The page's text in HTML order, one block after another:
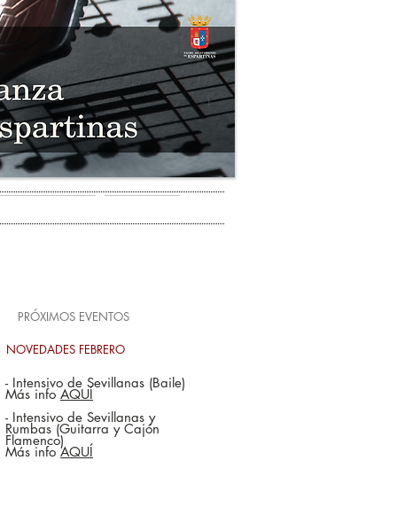
PRÓXIMOS EVENTOS
NOVEDADES FEBRERO
- Intensivo de Sevillanas (Baile)
Más info AQUÍ
- Intensivo de Sevillanas y
Rumbas (Guitarra y Cajón
Flamenco)
Más info AQUÍ